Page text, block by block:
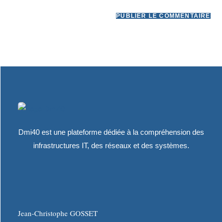
Dmi40 est une plateforme dédiée à la compréhension des
infrastructures IT, des réseaux et des systèmes.
Jean-Christophe GOSSET